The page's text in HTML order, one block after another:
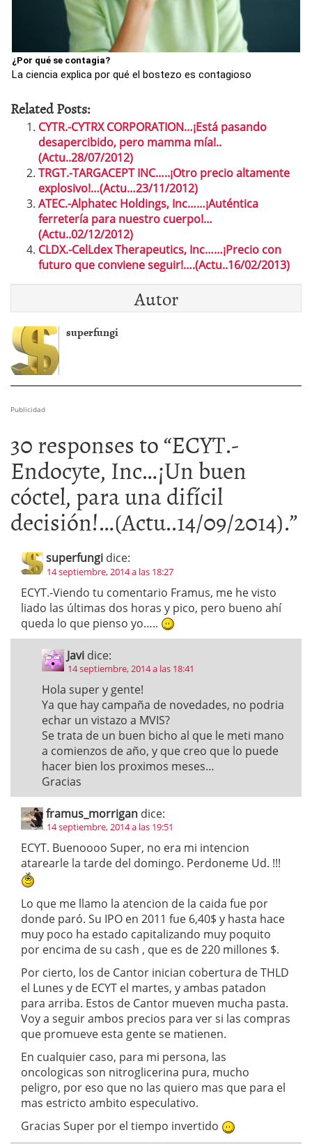
¿Por qué se contagia?
La ciencia explica por qué el bostezo es contagioso
Related Posts:
CYTR.-CYTRX CORPORATION…¡Está pasando
desapercibido, pero mamma mía!..
(Actu..28/07/2012)
TRGT.-TARGACEPT INC…..¡Otro precio altamente
explosivo!…(Actu…23/11/2012)
ATEC.-Alphatec Holdings, Inc……¡Auténtica
ferretería para nuestro cuerpo!…
(Actu..02/12/2012)
CLDX.-CelLdex Therapeutics, Inc……¡Precio con
futuro que conviene seguir!….(Actu..16/02/2013)
Autor
superfungi
Publicidad
30 responses to “ECYT.-
Endocyte, Inc…¡Un buen
cóctel, para una difícil
decisión!…(Actu..14/09/2014).”
superfungi dice:
14 septiembre, 2014 a las 18:27
ECYT.-Viendo tu comentario Framus, me he visto
liado las últimas dos horas y pico, pero bueno ahí
queda lo que pienso yo…..
Javi dice:
14 septiembre, 2014 a las 18:41
Hola super y gente!
Ya que hay campaña de novedades, no podria
echar un vistazo a MVIS?
Se trata de un buen bicho al que le meti mano
a comienzos de año, y que creo que lo puede
hacer bien los proximos meses…
Gracias
framus_morrigan dice:
14 septiembre, 2014 a las 19:51
ECYT. Buenoooo Super, no era mi intencion
atarearle la tarde del domingo. Perdoneme Ud. !!!
Lo que me llamo la atencion de la caida fue por
donde paró. Su IPO en 2011 fue 6,40$ y hasta hace
muy poco ha estado capitalizando muy poquito
por encima de su cash , que es de 220 millones $.
Por cierto, los de Cantor inician cobertura de THLD
el Lunes y de ECYT el martes, y ambas patadon
para arriba. Estos de Cantor mueven mucha pasta.
Voy a seguir ambos precios para ver si las compras
que promueve esta gente se matienen.
En cualquier caso, para mi persona, las
oncologicas son nitroglicerina pura, mucho
peligro, por eso que no las quiero mas que para el
mas estricto ambito especulativo.
Gracias Super por el tiempo invertido